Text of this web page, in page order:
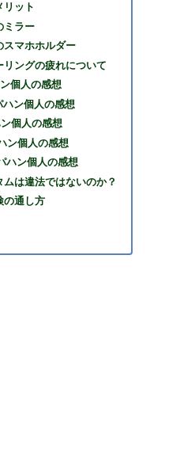
リット
ミラー
スマホホルダー
リングの疲れについて
個人の感想
ン個人の感想
個人の感想
ン個人の感想
ハン個人の感想
は違法ではないのか？
の通し方